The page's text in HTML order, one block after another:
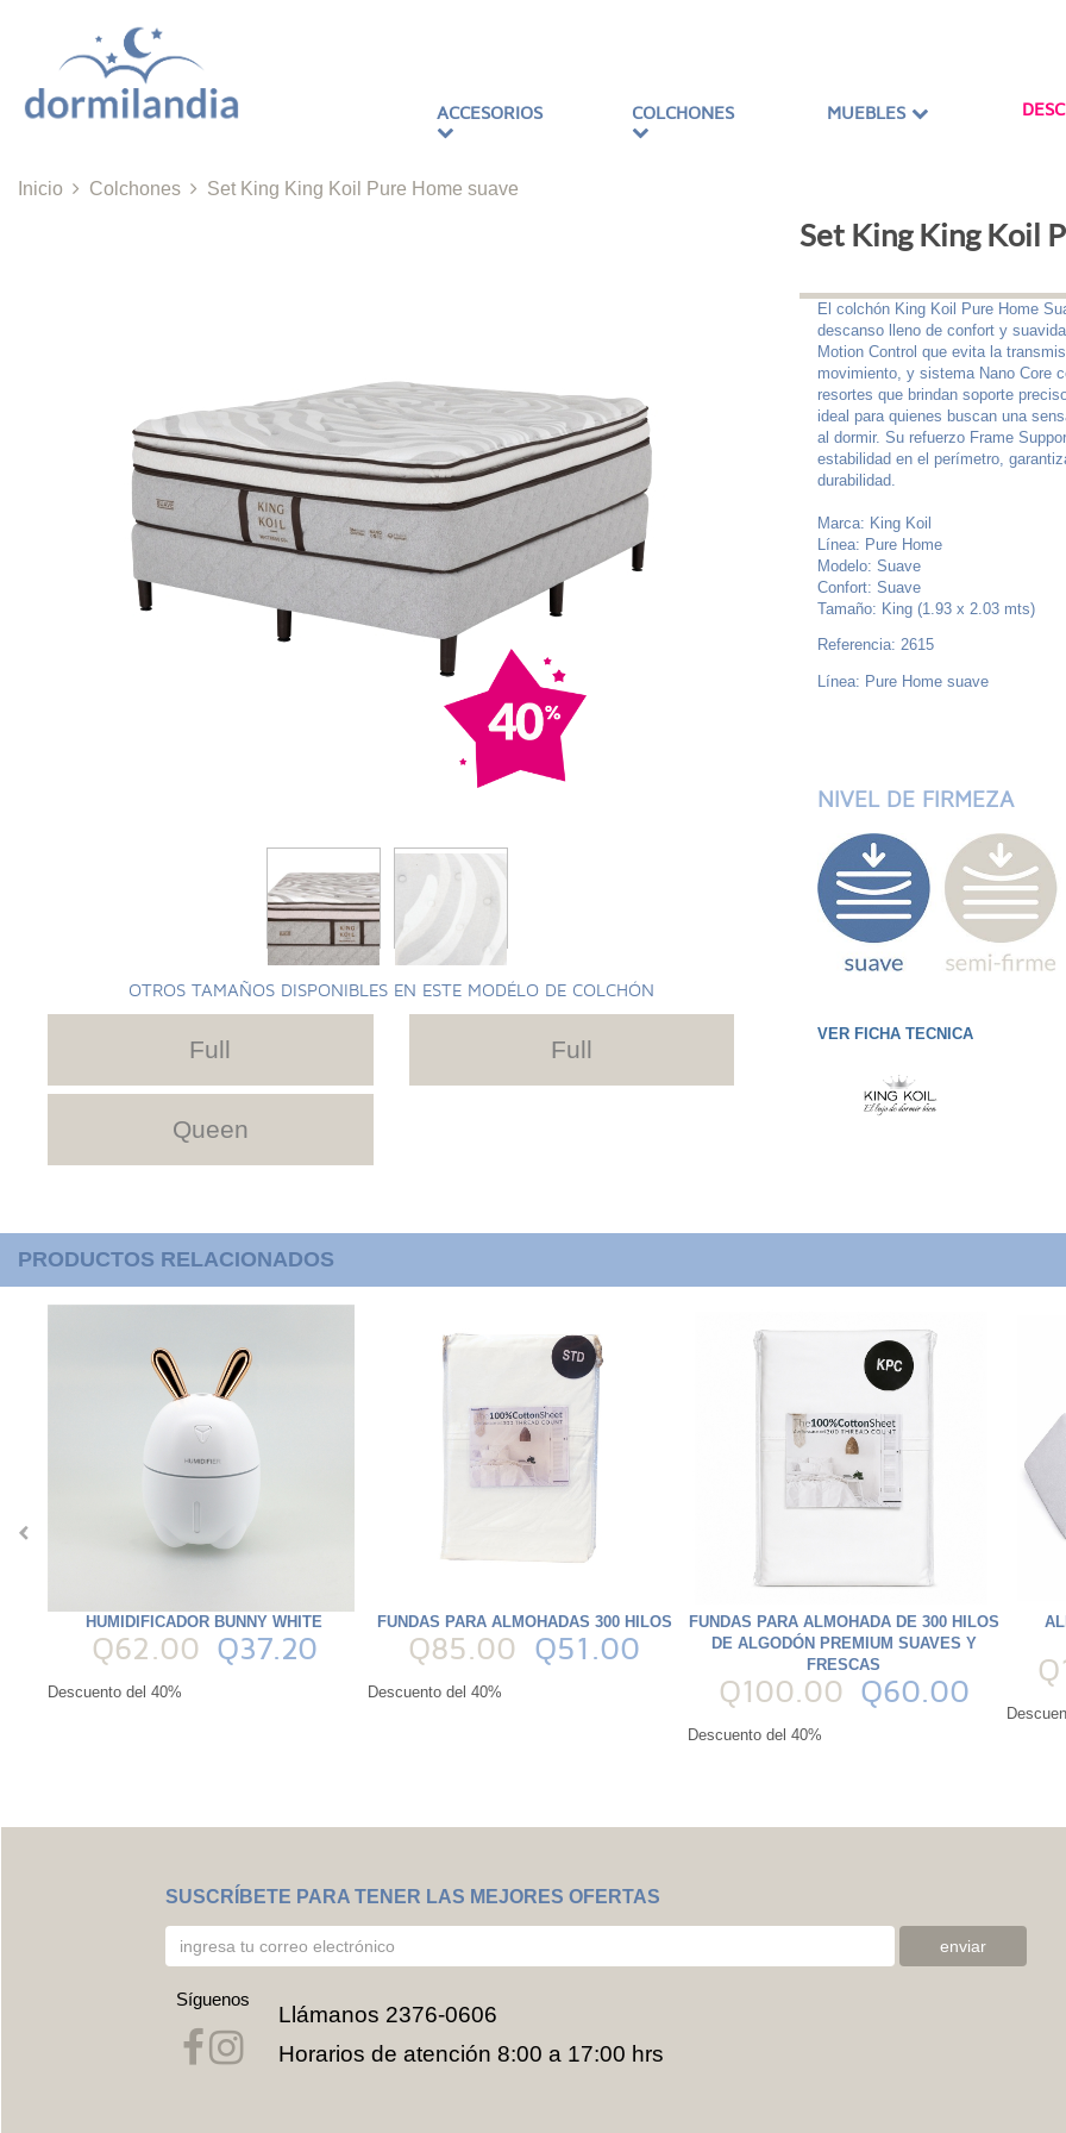
ACCESORIOS COLCHONES MUEBLES
Inicio Colchones Set King King Koil Pure Home suave
OTROS TAMAÑOS DISPONIBLES EN ESTE MODÉLO DE COLCHÓN
Full Full
Queen
Set King King Koil
El colchón King Koil Pure Home
descanso lleno de confort y
Motion Control que evita la
movimiento, y sistema Nano Core
resortes que brindan soporte
ideal para quienes buscan una
al dormir. Su refuerzo Frame
estabilidad en el perímetro,
durabilidad.
Marca: King Koil
Línea: Pure Home
Modelo: Suave
Confort: Suave
Tamaño: King (1.93 x 2.03 mts)
Referencia: 2615
Línea: Pure Home suave
NIVEL DE FIRMEZA
VER FICHA TECNICA
PRODUCTOS RELACIONADOS
HUMIDIFICADOR BUNNY WHITE
Q62.00 Q37.20
Descuento del 40%
FUNDAS PARA ALMOHADAS 300 HILOS
Q85.00 Q51.00
Descuento del 40%
FUNDAS PARA ALMOHADA DE 300 HILOS
DE ALGODÓN PREMIUM SUAVES Y
FRESCAS
Q100.00 Q60.00
Descuento del 40%
‹
SUSCRÍBETE PARA TENER LAS MEJORES OFERTAS
Síguenos
Llámanos 2376-0606
Horarios de atención 8:00 a 17:00 hrs